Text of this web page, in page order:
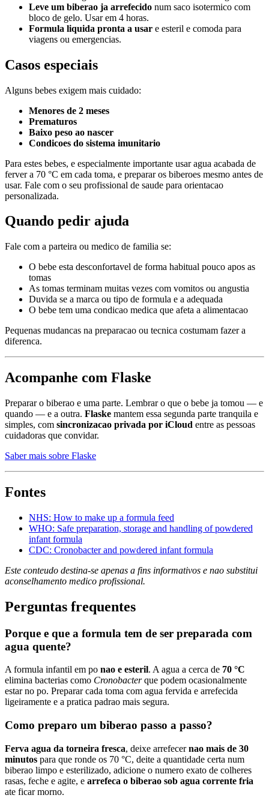
Leve um biberao ja arrefecido num saco isotermico com
bloco de gelo. Usar em 4 horas.
Formula liquida pronta a usar e esteril e comoda para
viagens ou emergencias.
Casos especiais
Alguns bebes exigem mais cuidado:
Menores de 2 meses
Prematuros
Baixo peso ao nascer
Condicoes do sistema imunitario
Para estes bebes, e especialmente importante usar agua acabada de
ferver a 70 °C em cada toma, e preparar os biberoes mesmo antes de
usar. Fale com o seu profissional de saude para orientacao
personalizada.
Quando pedir ajuda
Fale com a parteira ou medico de familia se:
O bebe esta desconfortavel de forma habitual pouco apos as
tomas
As tomas terminam muitas vezes com vomitos ou angustia
Duvida se a marca ou tipo de formula e a adequada
O bebe tem uma condicao medica que afeta a alimentacao
Pequenas mudancas na preparacao ou tecnica costumam fazer a
diferenca.
Acompanhe com Flaske
Preparar o biberao e uma parte. Lembrar o que o bebe ja tomou — e
quando — e a outra. Flaske mantem essa segunda parte tranquila e
simples, com sincronizacao privada por iCloud entre as pessoas
cuidadoras que convidar.
Saber mais sobre Flaske
Fontes
NHS: How to make up a formula feed
WHO: Safe preparation, storage and handling of powdered
infant formula
CDC: Cronobacter and powdered infant formula
Este conteudo destina-se apenas a fins informativos e nao substitui
aconselhamento medico profissional.
Perguntas frequentes
Porque e que a formula tem de ser preparada com
agua quente?
A formula infantil em po nao e esteril. A agua a cerca de 70 °C
elimina bacterias como Cronobacterque podem ocasionalmente
estar no po. Preparar cada toma com agua fervida e arrefecida
ligeiramente e a pratica padrao mais segura.
Como preparo um biberao passo a passo?
Ferva agua da torneira fresca, deixe arrefecernao mais de 30
minutos para que ronde os 70 °C, deite a quantidade certa num
biberao limpo e esterilizado, adicione o numero exato de colheres
rasas, feche e agite, e arrefeca o biberao sob agua corrente fria
ate ficar morno.